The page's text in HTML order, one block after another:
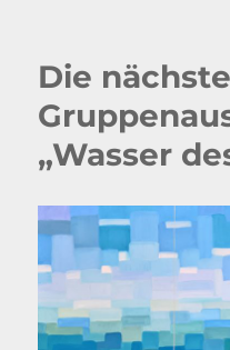
Die nächste
„Wasser